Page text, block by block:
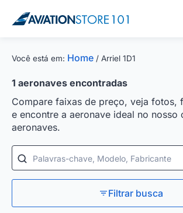
Você está em: Home / Arriel 1D1
1 aeronaves encontradas
Compare faixas de preço, veja fotos,
e encontre a aeronave ideal no nosso
aeronaves.
Palavras-chave, Modelo, Fabricante
Filtrar busca